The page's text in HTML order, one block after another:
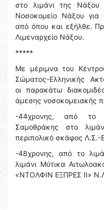
στο λιμάνι της Νάξου
Νοσοκομείο Νάξου για
από όπου και εξήλθε.
Λιμεναρχείο Νάξου.
*****
Με μέριμνα του
Σώματος-Ελληνικής
οι παρακάτω
άμεσης νοσοκομειακής
-44χρονης, από το
Σαμοθράκης στο
περιπολικό σκάφος Λ.Σ.-
-48χρονης, από το
λιμάνι Μύτικα
«ΝΤΟΛΦΙΝ ΕΞΠΡΕΣ ΙΙ»